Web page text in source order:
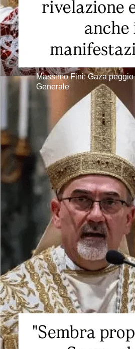
Massimo Fini: Gaza
Generale